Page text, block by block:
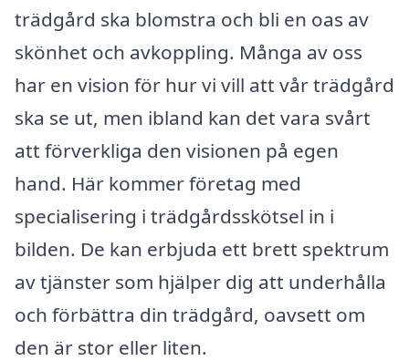
trädgård ska blomstra och bli en oas av
skönhet och avkoppling. Många av oss
har en vision för hur vi vill att vår trädgård
ska se ut, men ibland kan det vara svårt
att förverkliga den visionen på egen
hand. Här kommer företag med
specialisering i trädgårdsskötsel in i
bilden. De kan erbjuda ett brett spektrum
av tjänster som hjälper dig att underhålla
och förbättra din trädgård, oavsett om
den är stor eller liten.